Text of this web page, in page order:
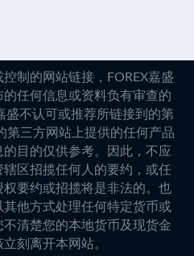
制的网站链接，FOREX嘉盛
任何信息或资料负有审查的
盛不认可或推荐所链接到的第
第三方网站上提供的任何产品
目的仅供参考。因此，不应
区招揽任何人的要约，或任
要约或招揽将是非法的。也
他方式处理任何特定货币或
清楚您的本地货币及现货金
刻离开本网站。